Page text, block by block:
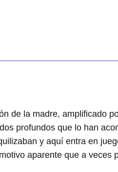
de la madre, amplificado
profundos que lo han
y aquí entra en
aparente que a veces